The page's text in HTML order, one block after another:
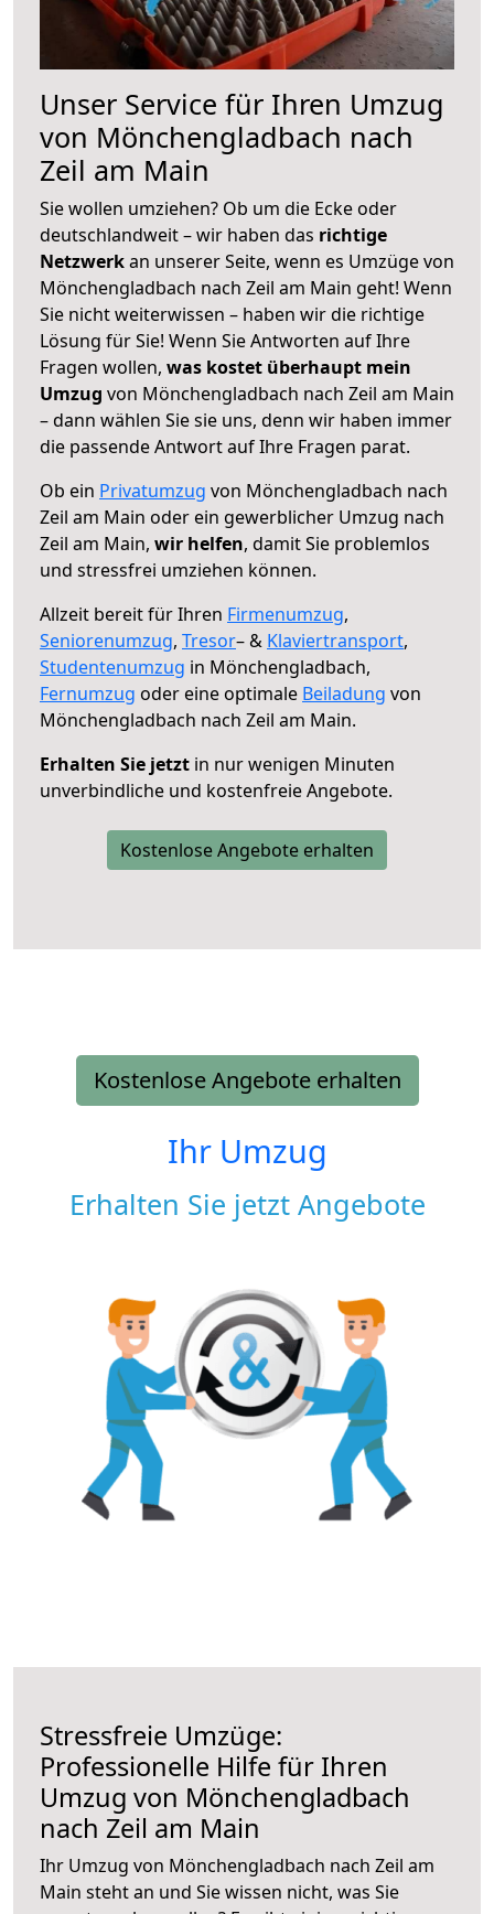
Unser Service für Ihren Umzug
von Mönchengladbach nach
Zeil am Main
Sie wollen umziehen? Ob um die Ecke oder
deutschlandweit – wir haben das richtige
Netzwerkan unserer Seite, wenn es Umzüge von
Mönchengladbach nach Zeil am Main geht! Wenn
Sie nicht weiterwissen – haben wir die richtige
Lösung für Sie! Wenn Sie Antworten auf Ihre
Fragen wollen, was kostet überhaupt mein
Umzug von Mönchengladbach nach Zeil am Main
– dann wählen Sie sie uns, denn wir haben immer
die passende Antwort auf Ihre Fragen parat.
Ob ein Privatumzug von Mönchengladbach nach
Zeil am Main oder ein gewerblicher Umzug nach
Zeil am Main, wir helfen, damit Sie problemlos
und stressfrei umziehen können.
Allzeit bereit für Ihren Firmenumzug,
Seniorenumzug, Tresor– & Klaviertransport,
Studentenumzug in Mönchengladbach,
Fernumzug oder eine optimale Beiladung von
Mönchengladbach nach Zeil am Main.
Erhalten Sie jetzt in nur wenigen Minuten
unverbindliche und kostenfreie Angebote.
Kostenlose Angebote erhalten
Kostenlose Angebote erhalten
Ihr Umzug
Erhalten Sie jetzt Angebote
Stressfreie Umzüge:
Professionelle Hilfe für Ihren
Umzug von Mönchengladbach
nach Zeil am Main
Ihr Umzug von Mönchengladbach nach Zeil am
Main steht an und Sie wissen nicht, was Sie